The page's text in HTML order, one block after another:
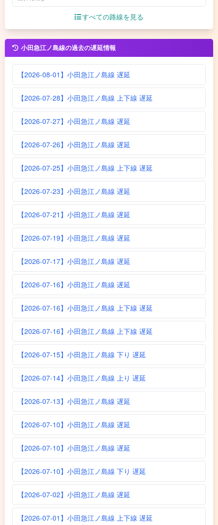
すべての路線を見る
小田急江ノ島線の過去の遅延情報
【2026-08-01】小田急江ノ島線 遅延
【2026-07-28】小田急江ノ島線 上下線 遅延
【2026-07-27】小田急江ノ島線 遅延
【2026-07-26】小田急江ノ島線 遅延
【2026-07-25】小田急江ノ島線 上下線 遅延
【2026-07-23】小田急江ノ島線 遅延
【2026-07-21】小田急江ノ島線 遅延
【2026-07-19】小田急江ノ島線 遅延
【2026-07-17】小田急江ノ島線 遅延
【2026-07-16】小田急江ノ島線 遅延
【2026-07-16】小田急江ノ島線 上下線 遅延
【2026-07-16】小田急江ノ島線 上下線 遅延
【2026-07-15】小田急江ノ島線 下り 遅延
【2026-07-14】小田急江ノ島線 上り 遅延
【2026-07-13】小田急江ノ島線 遅延
【2026-07-10】小田急江ノ島線 遅延
【2026-07-10】小田急江ノ島線 遅延
【2026-07-10】小田急江ノ島線 下り 遅延
【2026-07-02】小田急江ノ島線 遅延
【2026-07-01】小田急江ノ島線 上下線 遅延